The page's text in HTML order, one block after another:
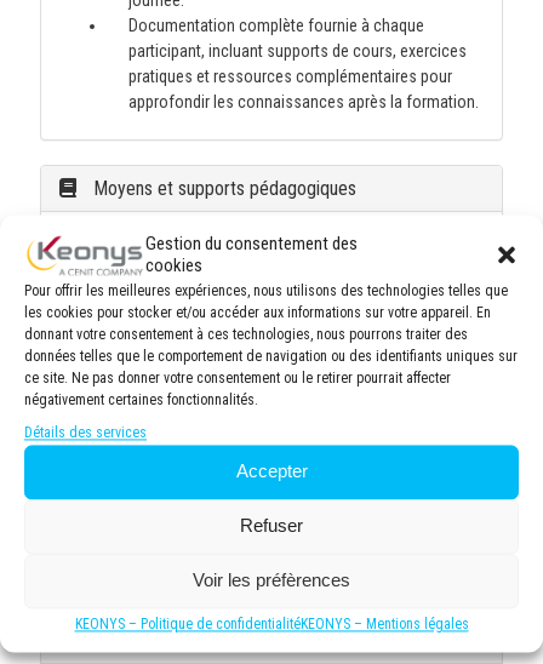
Gestion du consentement des
cookies
Pour offrir les meilleures expériences, nous utilisons des technologies telles que
les cookies pour stocker et/ou accéder aux informations sur votre appareil. En
donnant votre consentement à ces technologies, nous pourrons traiter des
données telles que le comportement de navigation ou des identifiants uniques sur
ce site. Ne pas donner votre consentement ou le retirer pourrait affecter
négativement certaines fonctionnalités.
Détails des services
Accepter
Refuser
Voir les préfèrences
KEONYS – Politique de confidentialitéKEONYS – Mentions légales
Documentation complète fournie à chaque
participant, incluant supports de cours, exercices
pratiques et ressources complémentaires pour
approfondir les connaissances après la formation.
Moyens et supports pédagogiques
Méthodologie pédagogique équilibrée, alliant
apports théoriques et mises en situation pratiques.
Alternance de sessions théoriques et travaux
pratiques simulant des projets professionnels pour
développer des compétences applicables en milieu
de travail.
Documentation pédagogique exhaustive (formats
numérique et/ou imprimé) comprenant des
synthèses thématiques et des exercices
d'application. Accès permanent à une plateforme
e-learning durant et à la suite de la formation
permettant la consultation des ressources
Modalités d'évaluation et de suivi